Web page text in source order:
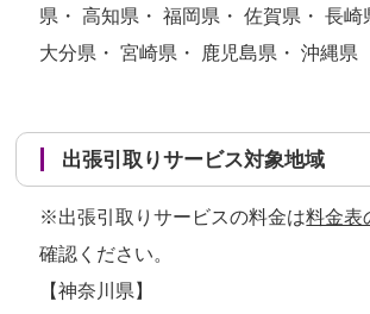
県・ 高知県・ 福岡県・ 佐賀県・ 長崎
大分県・ 宮崎県・ 鹿児島県・ 沖縄県
出張引取りサービス対象地域
※出張引取りサービスの料金は料金表
確認ください。
【神奈川県】